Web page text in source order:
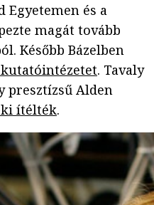
és a
magát tovább
Később Bázelben
. Tavaly
presztízsű Alden
ítélték.